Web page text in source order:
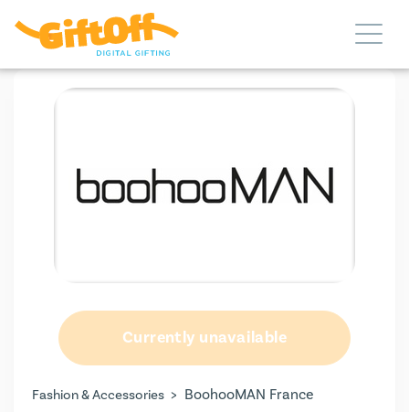
Currently unavailable
Fashion & Accessories > BoohooMAN France